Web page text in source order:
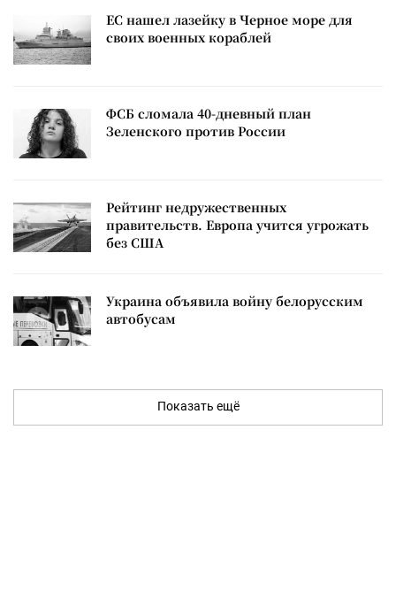
ЕС нашел лазейку в Черное море для
своих военных кораблей
ФСБ сломала 40-дневный план
Зеленского против России
Рейтинг недружественных
правительств. Европа учится угрожать
без США
Украина объявила войну белорусским
автобусам
Показать ещё